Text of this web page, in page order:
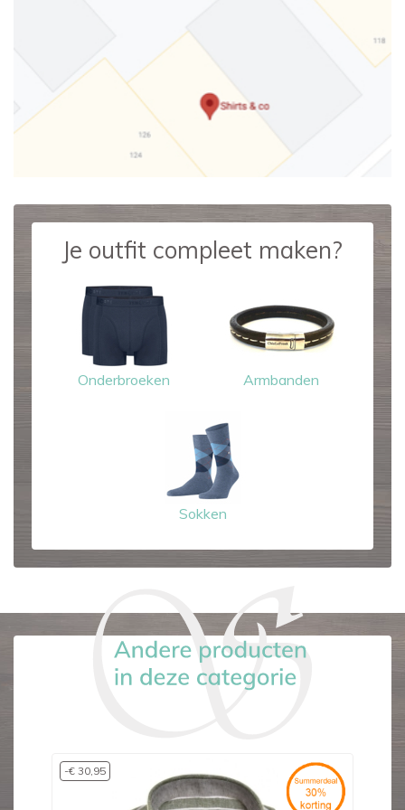
Je outfit compleet maken?
Onderbroeken Armbanden
Sokken
-€ 30,95